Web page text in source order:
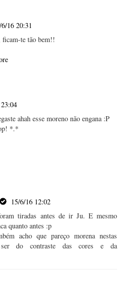
6/16 20:31
te tão bem!!
ahah esse moreno não engana :P
*.*
15/6/16 12:02
tiradas antes de ir Ju. E mesmo
quanto antes :p
acho que pareço morena nestas
ser do contraste das cores e da